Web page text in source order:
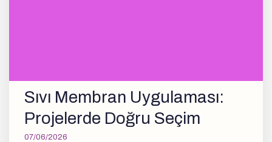
Sıvı Membran Uygulaması:
Projelerde Doğru Seçim
07/06/2026